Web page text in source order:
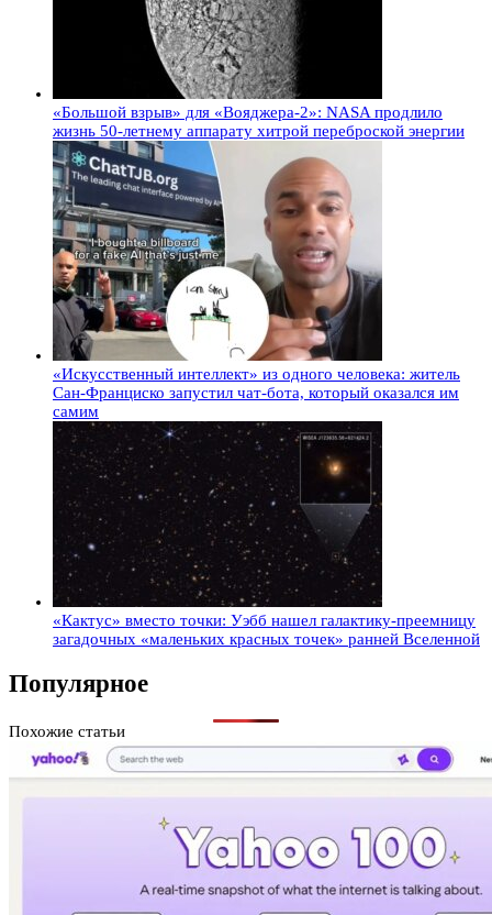
«Большой взрыв» для «Вояджера-2»: NASA продлило
жизнь 50-летнему аппарату хитрой переброской энергии
«Искусственный интеллект» из одного человека: житель
Сан-Франциско запустил чат-бота, который оказался им
самим
«Кактус» вместо точки: Уэбб нашел галактику-преемницу
загадочных «маленьких красных точек» ранней Вселенной
Популярное
Похожие статьи